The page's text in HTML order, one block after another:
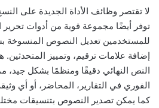
لا تقتصر وظائف الأداة الجديدة على
توفر أيضًا مجموعة قوية من أدوات
للمستخدمين تعديل النصوص المنسوخة
إضافة علامات ترقيم، وتمييز
النص النهائي دقيقًا ومنظمًا بشكل جيد،
الفوري في التقارير، المحاضر، أو أي